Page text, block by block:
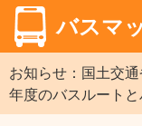
バスマ
お知らせ：国土交
年度のバスルート